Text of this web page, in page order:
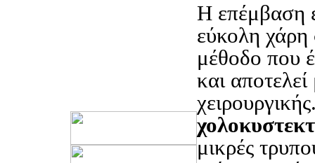
Η επέμβαση
εύκολη
μέθοδο που
και
μικρές